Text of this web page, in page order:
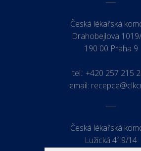
Česká lékařská
Drahobejlova
190 00 Praha 9
tel.: +420 257 215
email:
Česká lékařská
Lužická 419/14